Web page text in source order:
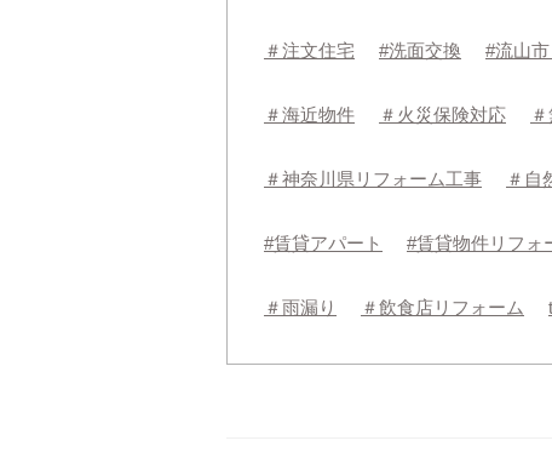
＃注文住宅 #洗面交換 #流山
＃海近物件 ＃火災保険対応
＃神奈川県リフォーム工事 ＃自
#賃貸アパート #賃貸物件リフォ
＃雨漏り ＃飲食店リフォーム